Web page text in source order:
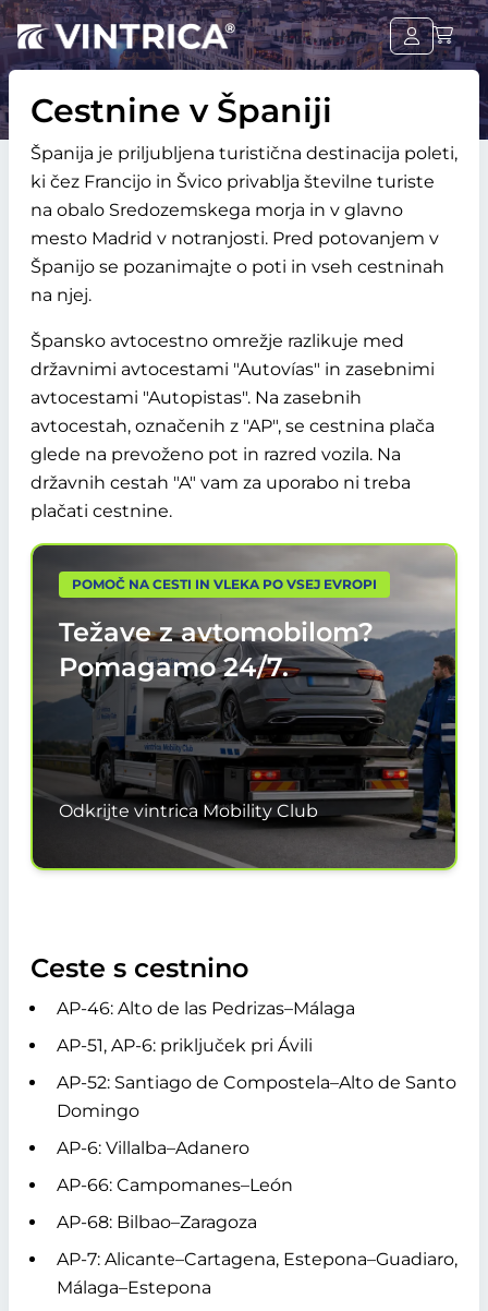
Cestnine v Španiji
Španija je priljubljena turistična destinacija poleti,
ki čez Francijo in Švico privablja številne turiste
na obalo Sredozemskega morja in v glavno
mesto Madrid v notranjosti. Pred potovanjem v
Španijo se pozanimajte o poti in vseh cestninah
na njej.
Špansko avtocestno omrežje razlikuje med
državnimi avtocestami "Autovías" in zasebnimi
avtocestami "Autopistas". Na zasebnih
avtocestah, označenih z "AP", se cestnina plača
glede na prevoženo pot in razred vozila. Na
državnih cestah "A" vam za uporabo ni treba
plačati cestnine.
POMOČ NA CESTI IN VLEKA PO VSEJ EVROPI
Težave z avtomobilom?
Pomagamo24/7.
Odkrijte vintrica Mobility Club
Ceste s cestnino
AP-46: Alto de las Pedrizas–Málaga
AP-51, AP-6: priključek pri Ávili
AP-52: Santiago de Compostela–Alto de Santo
Domingo
AP-6: Villalba–Adanero
AP-66: Campomanes–León
AP-68: Bilbao–Zaragoza
AP-7: Alicante–Cartagena, Estepona–Guadiaro,
Málaga–Estepona